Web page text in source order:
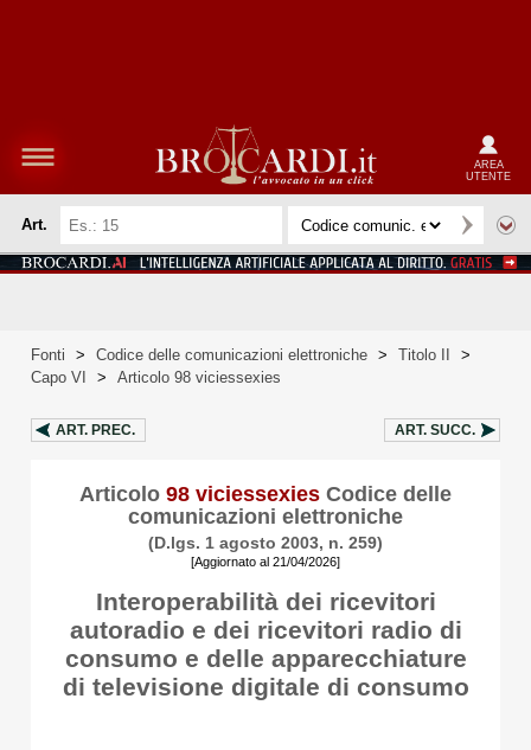
AREA
UTENTE
Art.
Fonti > Codice delle comunicazioni elettroniche > Titolo II
>
Capo VI
> Articolo 98 viciessexies
ART. PREC. ART. SUCC.
Articolo 98 viciessexies Codice delle
comunicazioni elettroniche
(D.lgs. 1 agosto 2003, n. 259)
[Aggiornato al 21/04/2026]
Interoperabilità dei ricevitori
autoradio e dei ricevitori radio di
consumo e delle apparecchiature
di televisione digitale di consumo